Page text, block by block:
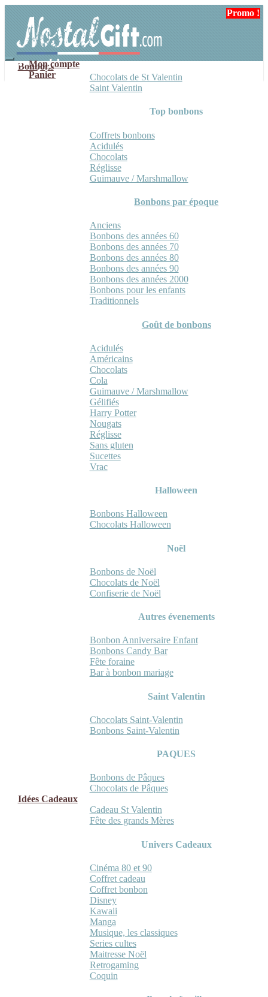
navigation
contenu
Mon compte
Panier
Bonbons
Chocolats de St Valentin
Saint Valentin
Top bonbons
Coffrets bonbons
Acidulés
Chocolats
Réglisse
Guimauve / Marshmallow
Bonbons par époque
Anciens
Bonbons des années 60
Bonbons des années 70
Bonbons des années 80
Bonbons des années 90
Bonbons des années 2000
Bonbons pour les enfants
Traditionnels
Goût de bonbons
Acidulés
Américains
Chocolats
Cola
Guimauve / Marshmallow
Gélifiés
Harry Potter
Nougats
Réglisse
Sans gluten
Sucettes
Vrac
Halloween
Bonbons Halloween
Chocolats Halloween
Noël
Bonbons de Noël
Chocolats de Noël
Confiserie de Noël
Autres évenements
Bonbon Anniversaire Enfant
Bonbons Candy Bar
Fête foraine
Bar à bonbon mariage
Saint Valentin
Chocolats Saint-Valentin
Bonbons Saint-Valentin
PAQUES
Bonbons de Pâques
Chocolats de Pâques
Idées Cadeaux
Cadeau St Valentin
Fête des grands Mères
Univers Cadeaux
Cinéma 80 et 90
Coffret cadeau
Coffret bonbon
Disney
Kawaii
Manga
Musique, les classiques
Series cultes
Maitresse Noël
Retrogaming
Coquin
Promo !